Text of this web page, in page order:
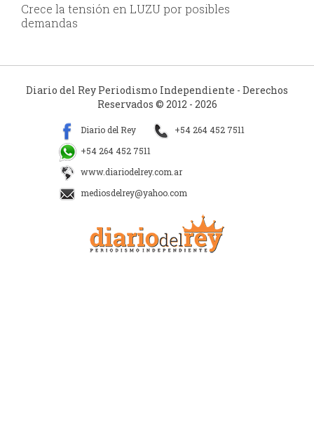
Crece la tensión en LUZU por posibles
demandas
Diario del Rey Periodismo Independiente - Derechos
Reservados © 2012 - 2026
Diario del Rey
+54 264 452 7511
+54 264 452 7511
www.diariodelrey.com.ar
mediosdelrey@yahoo.com